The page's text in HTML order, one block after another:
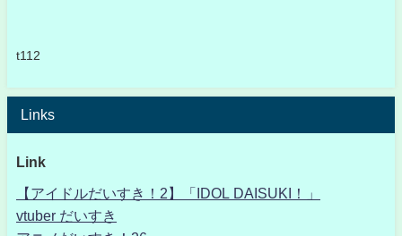
t112
Links
Link
【アイドルだいすき！2】「IDOL DAISUKI！」
vtuber だいすき